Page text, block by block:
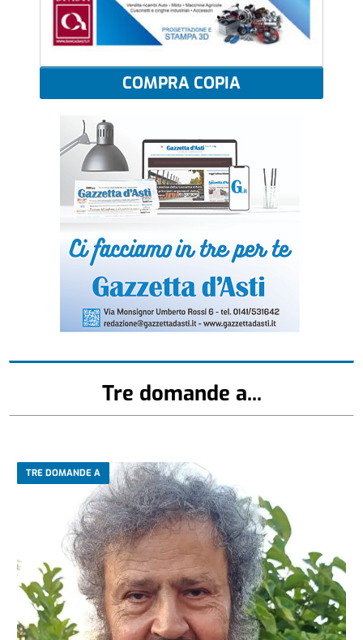
COMPRA COPIA
Tre domande a...
TRE DOMANDE A